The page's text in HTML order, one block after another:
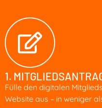
1.
Fülle den digitalen
Website aus – in weniger